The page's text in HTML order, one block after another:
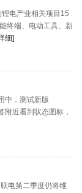
电产业相关项目15
终端、电动工具、新
细]
中，测试新版
近看到状态图标，
电第二季度仍将维